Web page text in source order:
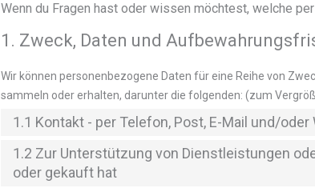
Wenn du Fragen hast oder wissen möchtest, welche
1. Zweck, Daten und
Wir können personenbezogene Daten für eine Reihe von
sammeln oder erhalten, darunter die folgenden: (zum
1.1 Kontakt - per Telefon, Post, E-Mail und/
1.2 Zur Unterstützung von Dienstleistungen
oder gekauft hat